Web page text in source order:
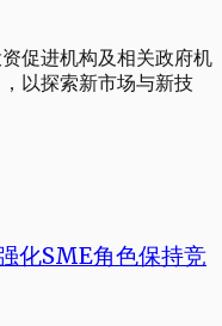
促进机构及相关政府机
以探索新市场与新技
化SME角色保持竞